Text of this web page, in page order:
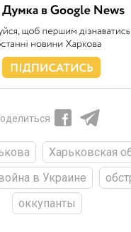
Харьковская
в Украине
оккупанты